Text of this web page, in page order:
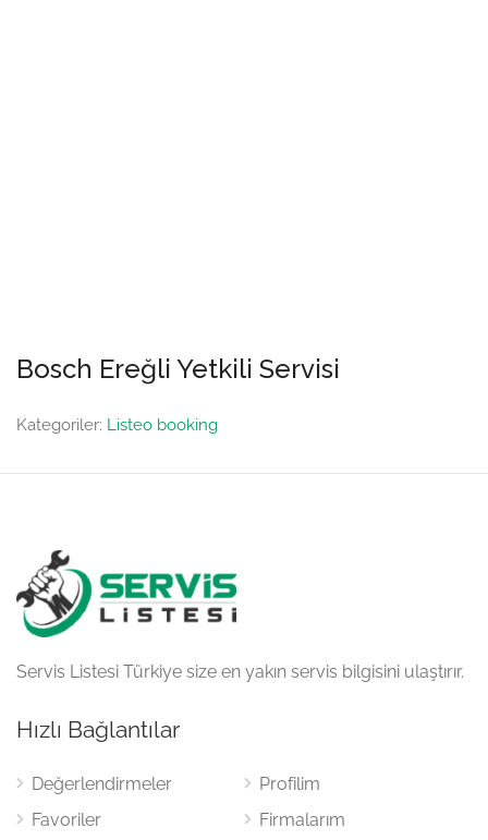
Bosch Ereğli Yetkili Servisi
Kategoriler: Listeo booking
Servis Listesi Türkiye size en yakın servis bilgisini ulaştırır.
Hızlı Bağlantılar
Değerlendirmeler
Favoriler
Profilim
Firmalarım